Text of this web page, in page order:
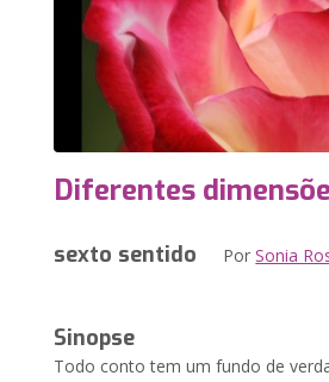
Diferentes
sexto sentido PorSonia
Sinopse
Todo conto tem um fundo de